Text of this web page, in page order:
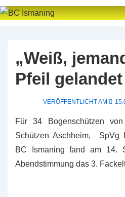
↓
Zum
„Weiß,
Pfeil
VERÖFFENTLICHT AM
Für 34 Bogenschützen
Schützen Aschheim, SpVg
BC Ismaning fand am 14.
Abendstimmung das 3.